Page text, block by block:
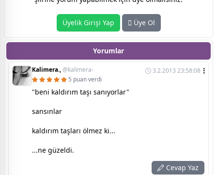
Üyelik Girişi Yap Üye Ol
Yorumlar
Kalimera.,@kalimera-
3.2.2013 23:58:08
5 puan verdi
"beni kaldırım taşı sanıyorlar"
sansınlar
kaldırım taşları ölmez ki...
...ne güzeldi.
Cevap Yaz